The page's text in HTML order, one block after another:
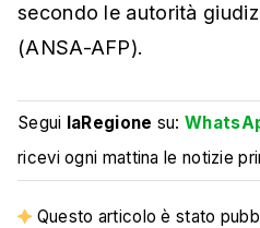
secondo le autorità
(ANSA-AFP).
Segui laRegione su:
ricevi ogni mattina le notizie
Questo articolo è stato